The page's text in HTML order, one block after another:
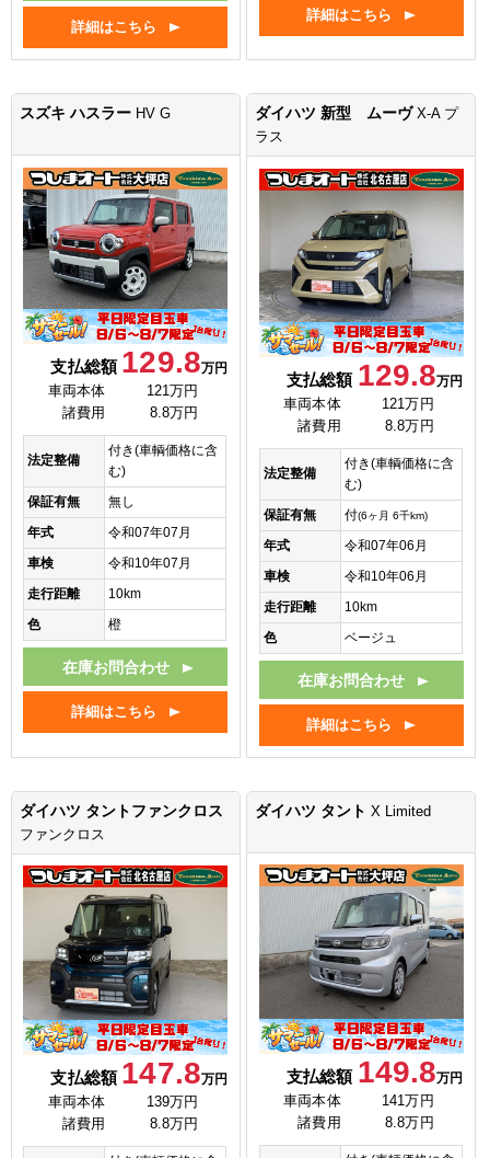
詳細はこちら
詳細はこちら
スズキ ハスラー HV G
支払総額 129.8万円
車両本体
121万円
諸費用
8.8万円
法定整備
付き(車輌価格に含
む)
保証有無
無し
年式
令和07年07月
車検
令和10年07月
走行距離
10km
色
橙
在庫お問合わせ
詳細はこちら
ダイハツ 新型 ムーヴX-A プ
ラス
支払総額 129.8万円
車両本体
121万円
諸費用
8.8万円
法定整備
付き(車輌価格に含
む)
保証有無
付(6ヶ月 6千km)
年式
令和07年06月
車検
令和10年06月
走行距離
10km
色
ベージュ
在庫お問合わせ
詳細はこちら
ダイハツ タントファンクロス
ファンクロス
支払総額 147.8万円
車両本体
139万円
諸費用
8.8万円
ダイハツ タントX Limited
支払総額 149.8万円
車両本体
141万円
諸費用
8.8万円